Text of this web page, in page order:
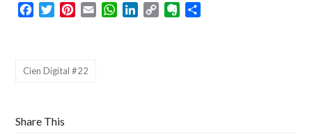
FacebookTwitterPinterest
Email WhatsApp
LinkedIn
Copy
Evernote
Cien Digital #22
Share This